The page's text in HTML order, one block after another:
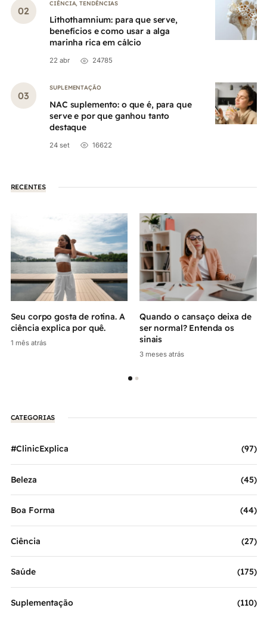
CIÊNCIA ,TENDÊNCIAS
Lithothamnium: para que serve,
benefícios e como usar a alga
marinha rica em cálcio
22 abr 24785
SUPLEMENTAÇÃO
NAC suplemento: o que é, para que
serve e por que ganhou tanto
destaque
24 set 16622
RECENTES
Seu corpo gosta de rotina. A
ciência explica por quê.
1 mês atrás
Quando o cansaço deixa de
ser normal? Entenda os
sinais
3 meses atrás
CATEGORIAS
#ClinicExplica (97)
Beleza (45)
Boa Forma (44)
Ciência (27)
Saúde (175)
Suplementação (110)